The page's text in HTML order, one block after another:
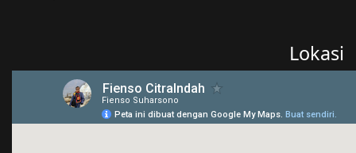
Lokasi